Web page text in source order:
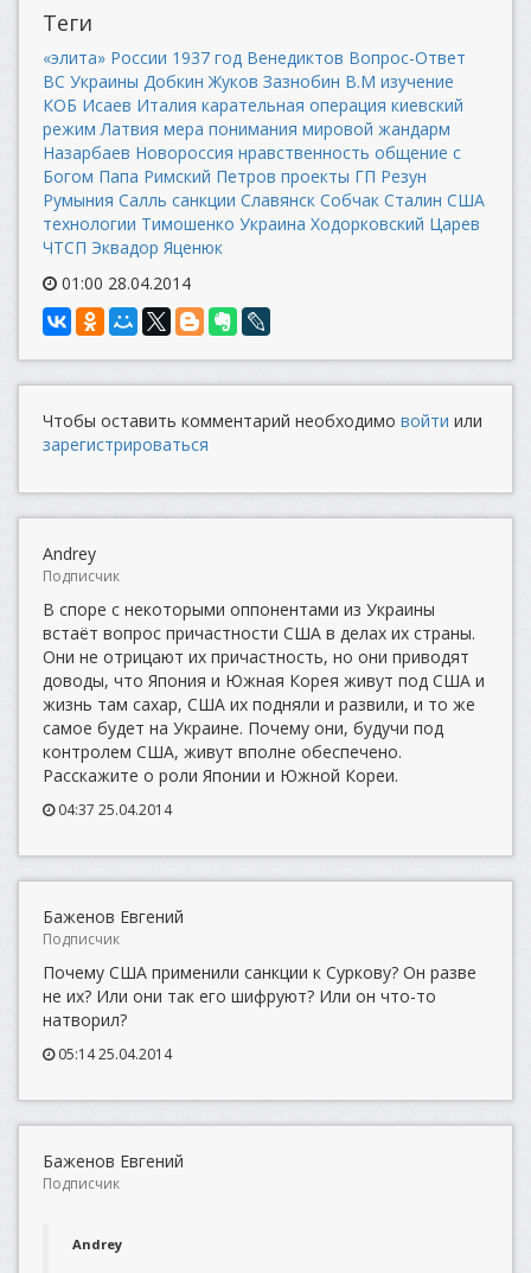
Теги
«элита» России 1937 год Венедиктов Вопрос-Ответ
ВС Украины Добкин Жуков Зазнобин В.М изучение
КОБ Исаев Италия карательная операция киевский
режим Латвия мера понимания мировой жандарм
Назарбаев Новороссия нравственность общение с
Богом Папа Римский Петров проекты ГП Резун
Румыния Салль санкции Славянск Собчак Сталин США
технологии Тимошенко Украина Ходорковский Царев
ЧТСП Эквадор Яценюк
01:00 28.04.2014
Чтобы оставить комментарий необходимо войти или
зарегистрироваться
Andrey
Подписчик
В споре с некоторыми оппонентами из Украины
встаёт вопрос причастности США в делах их страны.
Они не отрицают их причастность, но они приводят
доводы, что Япония и Южная Корея живут под США и
жизнь там сахар, США их подняли и развили, и то же
самое будет на Украине. Почему они, будучи под
контролем США, живут вполне обеспечено.
Расскажите о роли Японии и Южной Кореи.
04:37 25.04.2014
Баженов Евгений
Подписчик
Почему США применили санкции к Суркову? Он разве
не их? Или они так его шифруют? Или он что-то
натворил?
05:14 25.04.2014
Баженов Евгений
Подписчик
Andrey